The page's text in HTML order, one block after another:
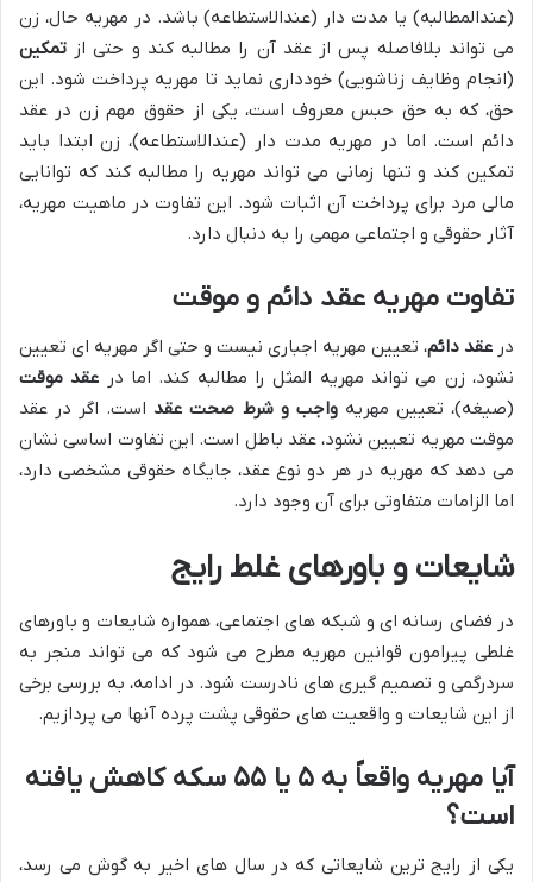
(عندالمطالبه) یا مدت دار (عندالاستطاعه) باشد. در مهریه حال، زن
می تواند بلافاصله پس از عقد آن را مطالبه کند و حتی از تمکین
(انجام وظایف زناشویی) خودداری نماید تا مهریه پرداخت شود. این
حق، که به حق حبس معروف است، یکی از حقوق مهم زن در عقد
دائم است. اما در مهریه مدت دار (عندالاستطاعه)، زن ابتدا باید
تمکین کند و تنها زمانی می تواند مهریه را مطالبه کند که توانایی
مالی مرد برای پرداخت آن اثبات شود. این تفاوت در ماهیت مهریه،
آثار حقوقی و اجتماعی مهمی را به دنبال دارد.
تفاوت مهریه عقد دائم و موقت
در عقد دائم، تعیین مهریه اجباری نیست و حتی اگر مهریه ای تعیین
نشود، زن می تواند مهریه المثل را مطالبه کند. اما در عقد موقت
(صیغه)، تعیین مهریهواجب و شرط صحت عقداست. اگر در عقد
موقت مهریه تعیین نشود، عقد باطل است. این تفاوت اساسی نشان
می دهد که مهریه در هر دو نوع عقد، جایگاه حقوقی مشخصی دارد،
اما الزامات متفاوتی برای آن وجود دارد.
شایعات و باورهای غلط رایج
در فضای رسانه ای و شبکه های اجتماعی، همواره شایعات و باورهای
غلطی پیرامون قوانین مهریه مطرح می شود که می تواند منجر به
سردرگمی و تصمیم گیری های نادرست شود. در ادامه، به بررسی برخی
از این شایعات و واقعیت های حقوقی پشت پرده آنها می پردازیم.
آیا مهریه واقعاً به ۵ یا ۵۵ سکه کاهش یافته
است؟
یکی از رایج ترین شایعاتی که در سال های اخیر به گوش می رسد،